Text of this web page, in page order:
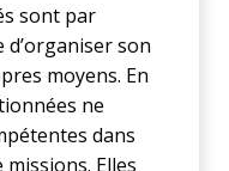
sont par
son
moyens. En
ne
dans
Elles